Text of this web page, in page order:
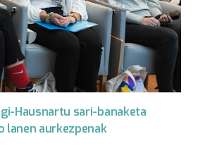
Hausnartu sari-banaketa
lanen aurkezpenak